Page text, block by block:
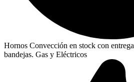
Hornos Convección en stock con
bandejas. Gas y Eléctricos